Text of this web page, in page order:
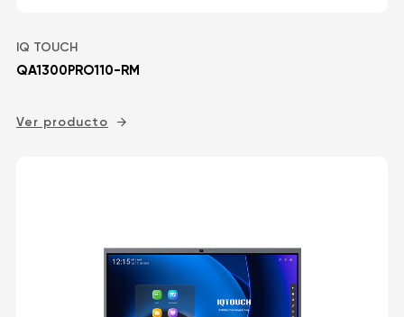
IQ TOUCH
QA1300PRO110-RM
Ver producto